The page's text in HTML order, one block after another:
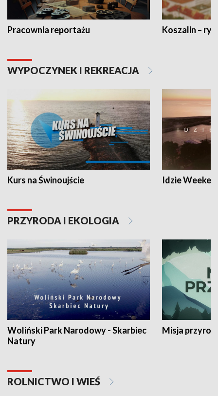
Pracownia reportażu Koszalin –
WYPOCZYNEK I REKREACJA
Kurs na Świnoujście Idzie
PRZYRODA I EKOLOGIA
Woliński Park Narodowy - Skarbiec
Natury
Misja
ROLNICTWO I WIEŚ